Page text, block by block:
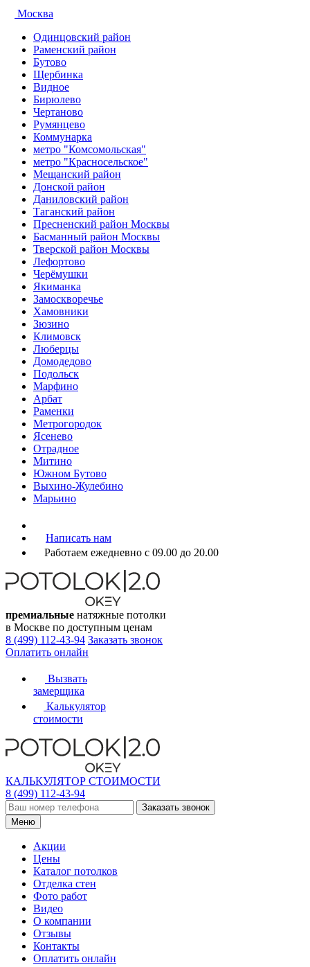
Москва
Одинцовский район
Раменский район
Бутово
Щербинка
Видное
Бирюлево
Чертаново
Румянцево
Коммунарка
метро "Комсомольская"
метро "Красносельское"
Мещанский район
Донской район
Даниловский район
Таганский район
Пресненский район Москвы
Басманный район Москвы
Тверской район Москвы
Лефортово
Черёмушки
Якиманка
Замоскворечье
Хамовники
Зюзино
Климовск
Люберцы
Домодедово
Подольск
Марфино
Арбат
Раменки
Метрогородок
Ясенево
Отрадное
Митино
Южном Бутово
Выхино-Жулебино
Марьино
Написать нам
Работаем ежедневно с 09.00 до 20.00
премиальные натяжные потолки
в Москве по доступным ценам
8 (499) 112-43-94 Заказать звонок
Оплатить онлайн
Вызвать
замерщика
Калькулятор
стоимости
КАЛЬКУЛЯТОР СТОИМОСТИ
8 (499) 112-43-94
Заказать звонок
Меню
Акции
Цены
Каталог потолков
Отделка стен
Фото работ
Видео
О компании
Отзывы
Контакты
Оплатить онлайн